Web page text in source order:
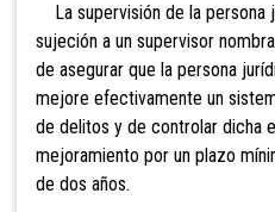
La supervisión de la persona
sujeción a un supervisor
de asegurar que la persona
mejore efectivamente un
de delitos y de controlar dicha
mejoramiento por un plazo
de dos años.